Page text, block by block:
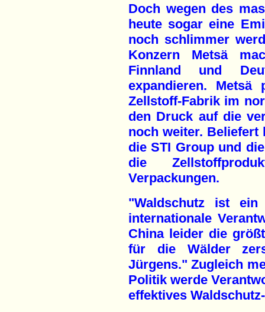
Doch wegen des
heute sogar eine
noch schlimmer
Konzern Metsä
Finnland und
expandieren. Metsä
Zellstoff-Fabrik im
den Druck auf die
noch weiter. Beliefert
die STI Group und
die
Verpackungen.
"Waldschutz ist ein
internationale
China leider die
für die Wälder
Jürgens." Zugleich
Politik werde
effektives